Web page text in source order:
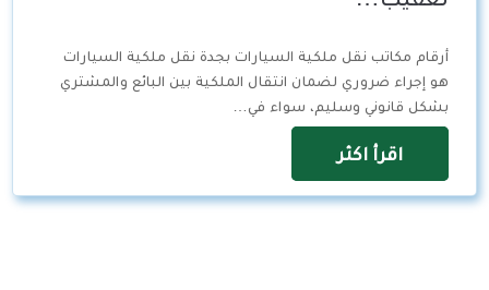
أرقام مكاتب نقل ملكية السيارات بجدة نقل ملكية السيارات
هو إجراء ضروري لضمان انتقال الملكية بين البائع والمشتري
بشكل قانوني وسليم، سواء في…
اقرأ اكثر